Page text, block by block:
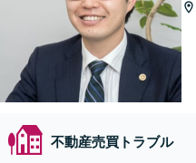
不動産売買トラブル